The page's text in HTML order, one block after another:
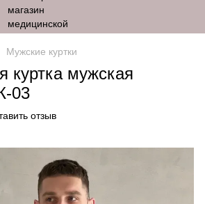
Мужские куртки
куртка мужская
03
отзыв